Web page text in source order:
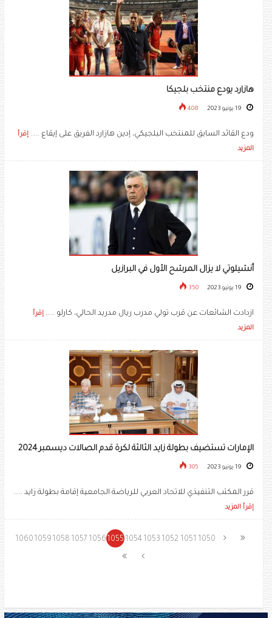
هازارد يودع منتخب بلجيكا
408
ودع القائد السابق للمنتخب البلجيكي، إدين هازارد الفريق على إيقاع ..... إقرأ
المزيد
أنشيلوتي لا يزال المرشح الأول في البرازيل
350
ازدادت الشائعات عن قرب تولي مدرب ريال مدريد الحالي، كارلو ..... إقرأ
المزيد
الإمارات تستضيف بطولة زايد الثالثة لكرة قدم الصالات ديسمبر 2024
305
قرر المكتب التنفيذي للاتحاد العربي للرياضة الجامعية إقامة بطولة زايد .....
إقرأ المزيد
1050
1051
1052
1053
1054
1055
1056
1057
1058
1059
1060